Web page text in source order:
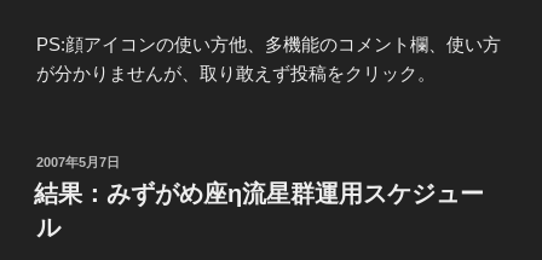
PS:顔アイコンの使い方他、多機能のコメント欄、使い方
が分かりませんが、取り敢えず投稿をクリック。
投
稿
日:
2007年5月7日
結果：みずがめ座η流星群運用スケジュー
ル